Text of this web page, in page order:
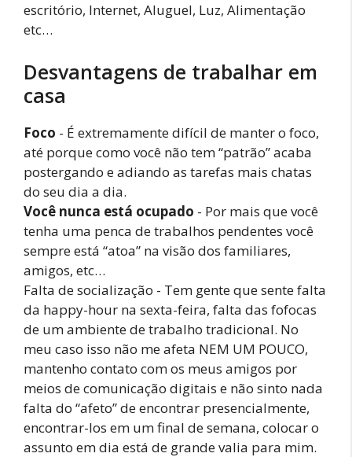
escritório, Internet, Aluguel, Luz, Alimentação
etc…
Desvantagens de trabalhar em
casa
Foco - É extremamente difícil de manter o foco,
até porque como você não tem “patrão” acaba
postergando e adiando as tarefas mais chatas
do seu dia a dia.
Você nunca está ocupado - Por mais que você
tenha uma penca de trabalhos pendentes você
sempre está “atoa” na visão dos familiares,
amigos, etc…
Falta de socialização - Tem gente que sente falta
da happy-hour na sexta-feira, falta das fofocas
de um ambiente de trabalho tradicional. No
meu caso isso não me afeta NEM UM POUCO,
mantenho contato com os meus amigos por
meios de comunicação digitais e não sinto nada
falta do “afeto” de encontrar presencialmente,
encontrar-los em um final de semana, colocar o
assunto em dia está de grande valia para mim.